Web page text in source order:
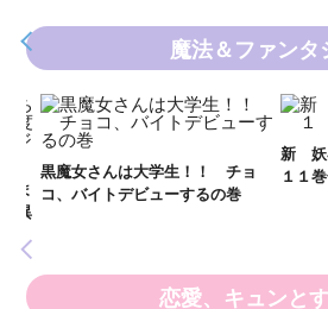
魔法＆ファンタ
黒魔女さんは大学生！！ チョ
コ、バイトデビューするの巻
新 妖
１１巻
恋愛、キュンと